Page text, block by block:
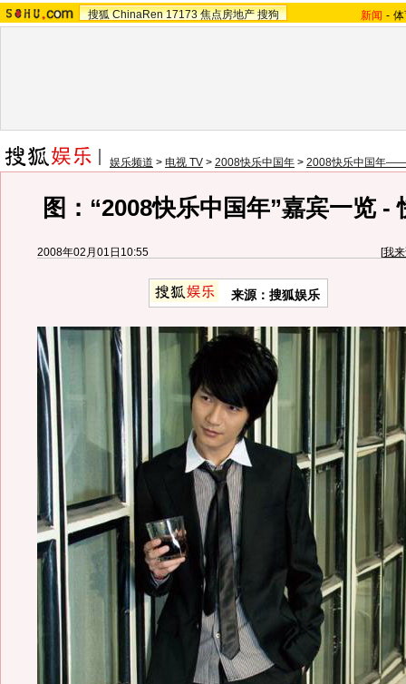
搜狐 ChinaRen 17173 焦点房地产 搜狗 新闻 -
娱乐频道 > 电视 TV > 2008快乐中国年 > 2008快乐中国年
图：“2008快乐中国年”嘉宾一览 -
2008年02月01日10:55 [我
来源：搜狐娱乐